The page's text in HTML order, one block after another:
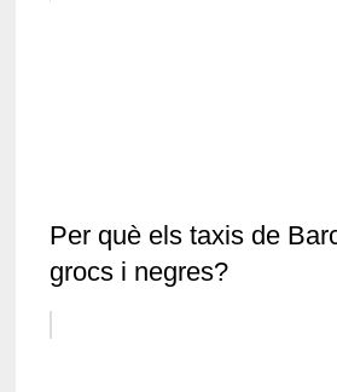
Per què els taxis de
grocs i negres?